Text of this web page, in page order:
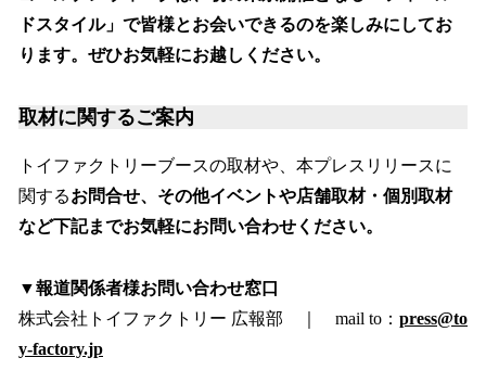
ドスタイル」で皆様とお会いできるのを楽しみにしてお
ります。ぜひお気軽にお越しください。
取材に関するご案内
トイファクトリーブースの取材や、本プレスリリースに
関するお問合せ、その他イベントや店舗取材・個別取材
など下記までお気軽にお問い合わせください。
▼報道関係者様お問い合わせ窓口
株式会社トイファクトリー 広報部 ｜ mail to： press@to
y-factory.jp